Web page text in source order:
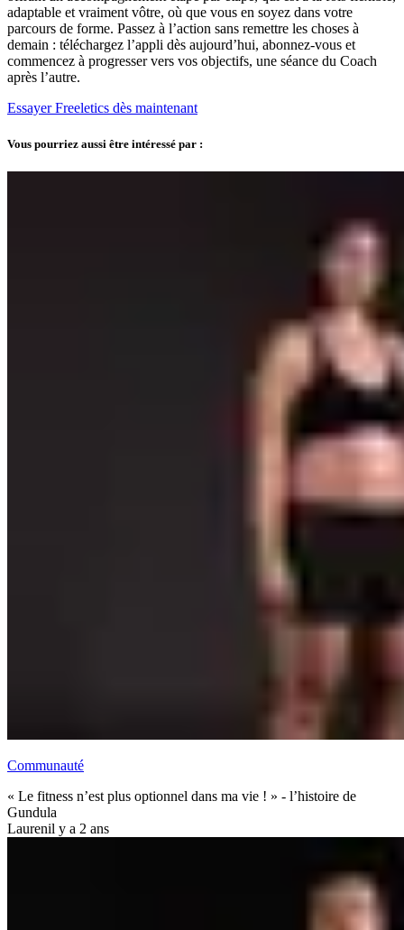
adaptable et vraiment vôtre, où que vous en soyez dans votre
parcours de forme. Passez à l’action sans remettre les choses à
demain : téléchargez l’appli dès aujourd’hui, abonnez-vous et
commencez à progresser vers vos objectifs, une séance du Coach
après l’autre.
Essayer Freeletics dès maintenant
Vous pourriez aussi être intéressé par :
Communauté
« Le fitness n’est plus optionnel dans ma vie ! » - l’histoire de
Gundula
Laurenil y a 2 ans